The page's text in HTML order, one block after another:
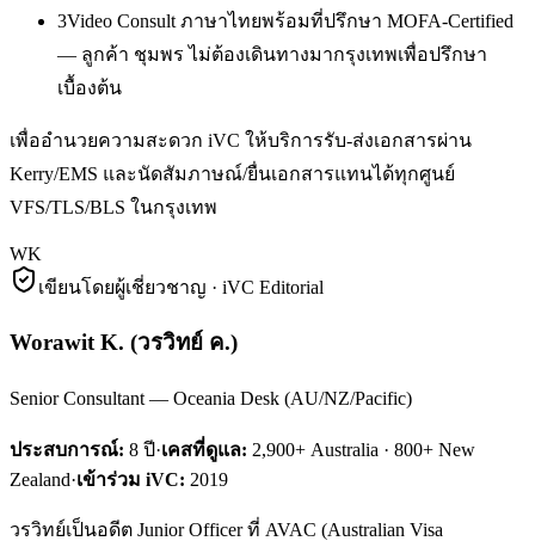
3Video Consult ภาษาไทยพร้อมที่ปรึกษา MOFA-Certified
— ลูกค้า ชุมพร ไม่ต้องเดินทางมากรุงเทพเพื่อปรึกษา
เบื้องต้น
เพื่ออำนวยความสะดวก iVC ให้บริการรับ-ส่งเอกสารผ่าน
Kerry/EMS และนัดสัมภาษณ์/ยื่นเอกสารแทนได้ทุกศูนย์
VFS/TLS/BLS ในกรุงเทพ
WK
เขียนโดยผู้เชี่ยวชาญ · iVC Editorial
Worawit K. (วรวิทย์ ค.)
Senior Consultant — Oceania Desk (AU/NZ/Pacific)
ประสบการณ์: 8 ปี·เคสที่ดูแล: 2,900+ Australia · 800+ New
Zealand·เข้าร่วม iVC: 2019
วรวิทย์เป็นอดีต Junior Officer ที่ AVAC (Australian Visa